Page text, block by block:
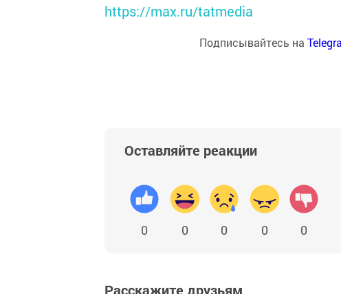
https://max.ru/tatmedia
Подписывайтесь на
Оставляйте реакции
0 0 0 0 0
Расскажите друзьям